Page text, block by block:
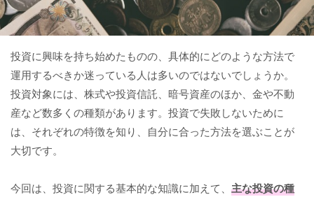
投資に興味を持ち始めたものの、具体的にどのような方法で
運用するべきか迷っている人は多いのではないでしょうか。
投資対象には、株式や投資信託、暗号資産のほか、金や不動
産など数多くの種類があります。投資で失敗しないために
は、それぞれの特徴を知り、自分に合った方法を選ぶことが
大切です。
今回は、投資に関する基本的な知識に加えて、 主な投資の種